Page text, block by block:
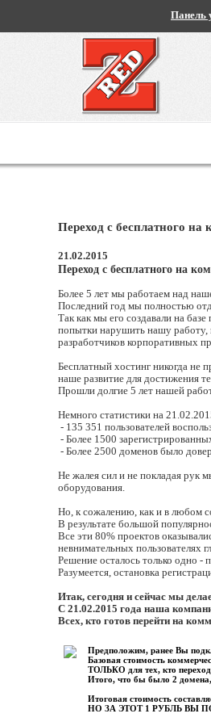
Панель
Переход с бесплатного на
21.02.2015
Переход с бесплатного на
Более 5 лет мы работаем над
Последний год мы полностью
Так как мы его создавали на
попытки нарушить нашу работу,
разработчиков корпоративных
Бесплатный хостинг никогда не
наше развитие для достижения
Прошли долгие 5 лет нашей
Немного статистики на
- 135 351 пользователей
- Более 1500
- Более 2500 доменов было
Не жалея сил и не покладая рук
оборудования.
Но, к сожалению, как и в любом
В результате большой
Все эти 80% проектов
невнимательных пользователях
Решение осталось только одно -
Разумеется, остановка
Итак, сегодня и сейчас мы
С 21.02.2015 года наша
Всех, кто готов перейти на
Предположим, ранее Вы
Базовая стоимость
ТОЛЬКО для тех, кто
Итого, что бы было 2 домена,
Итоговая стоимость
НО ЗА ЭТОТ 1 РУБЛЬ ВЫ